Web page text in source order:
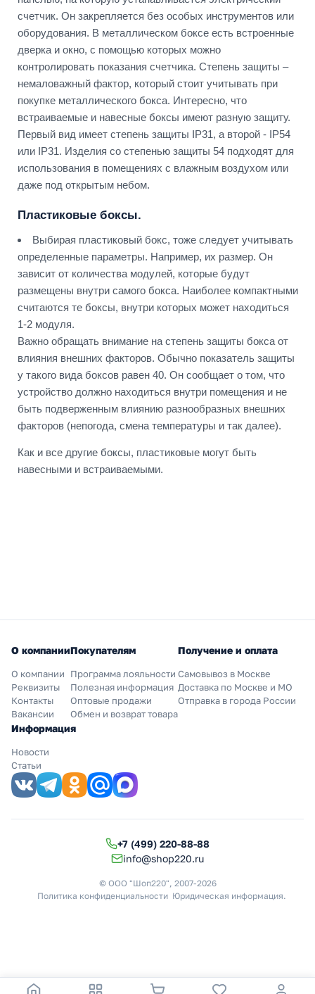
счетчик. Он закрепляется без особых инструментов или
оборудования. В металлическом боксе есть встроенные
дверка и окно, с помощью которых можно
контролировать показания счетчика. Степень защиты –
немаловажный фактор, который стоит учитывать при
покупке металлического бокса. Интересно, что
встраиваемые и навесные боксы имеют разную защиту.
Первый вид имеет степень защиты IP31, а второй - IP54
или IP31. Изделия со степенью защиты 54 подходят для
использования в помещениях с влажным воздухом или
даже под открытым небом.
Пластиковые боксы.
Выбирая пластиковый бокс, тоже следует учитывать
определенные параметры. Например, их размер. Он
зависит от количества модулей, которые будут
размещены внутри самого бокса. Наиболее компактными
считаются те боксы, внутри которых может находиться
1-2 модуля.
Важно обращать внимание на степень защиты бокса от
влияния внешних факторов. Обычно показатель защиты
у такого вида боксов равен 40. Он сообщает о том, что
устройство должно находиться внутри помещения и не
быть подверженным влиянию разнообразных внешних
факторов (непогода, смена температуры и так далее).
Как и все другие боксы, пластиковые могут быть
навесными и встраиваемыми.
О компании
О компании
Реквизиты
Контакты
Вакансии
Покупателям
Программа лояльности
Полезная информация
Оптовые продажи
Обмен и возврат товара
Получение и оплата
Самовывоз в Москве
Доставка по Москве и МО
Отправка в города России
Информация
Новости
Статьи
+7 (499) 220-88-88
info@shop220.ru
© ООО "Шоп220", 2007-2026
Политика конфиденциальности Юридическая информация.